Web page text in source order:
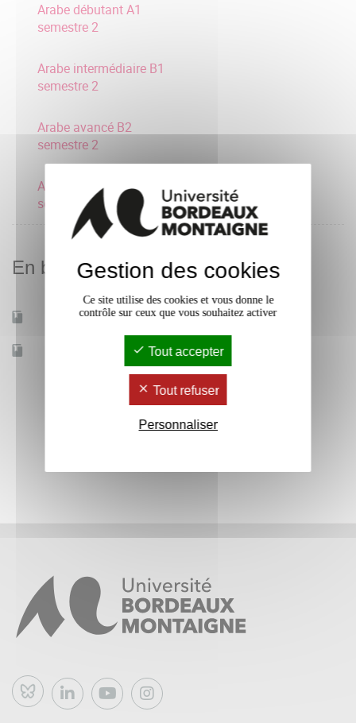
Arabe débutant A1
semestre 2
Arabe intermédiaire B1
semestre 2
Arabe avancé B2
semestre 2
Arabe consolidation A2
semestre 2
En bref
Mobilité d'études Oui
Accessible à distance Non
Bluesky
Gestion des cookies
Ce site utilise des cookies et vous donne le
contrôle sur ceux que vous souhaitez activer
Tout accepter
Tout refuser
Personnaliser